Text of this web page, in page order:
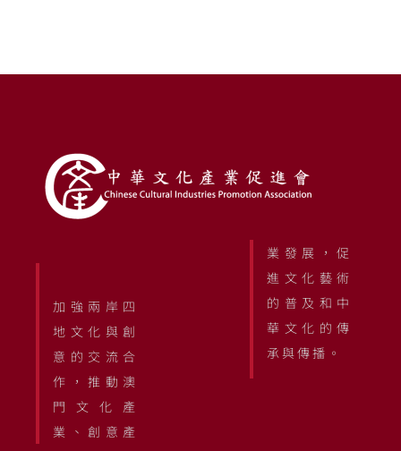
加強兩岸四
地文化與創
意的交流合
作，推動澳
門文化產
業、創意產
業發展，促
進文化藝術
的普及和中
華文化的傳
承與傳播。